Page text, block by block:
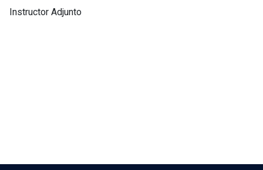
Instructor Adjunto